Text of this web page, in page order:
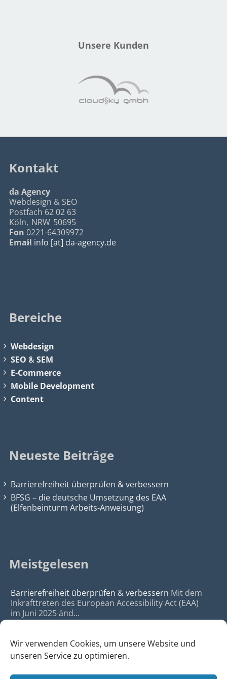
Wir verwenden Cookies, um unsere Website und
unseren Service zu optimieren.
Unsere Kunden
Kontakt
da Agency
Webdesign & SEO
Postfach 62 02 63
Köln, NRW 50695
Fon 0221-64309972
Email info [at] da-agency.de
Bereiche
Webdesign
SEO &SEM
E-Commerce
Mobile Development
Content
Neueste Beiträge
Barrierefreiheit überprüfen & verbessern
BFSG – die deutsche Umsetzung des EAA
(Elfenbeinturm Arbeits-Anweisung)
Meistgelesen
Barrierefreiheit überprüfen & verbessern Mit dem
Inkrafttreten des European Accessibility Act (EAA)
im Juni 2025 änd...